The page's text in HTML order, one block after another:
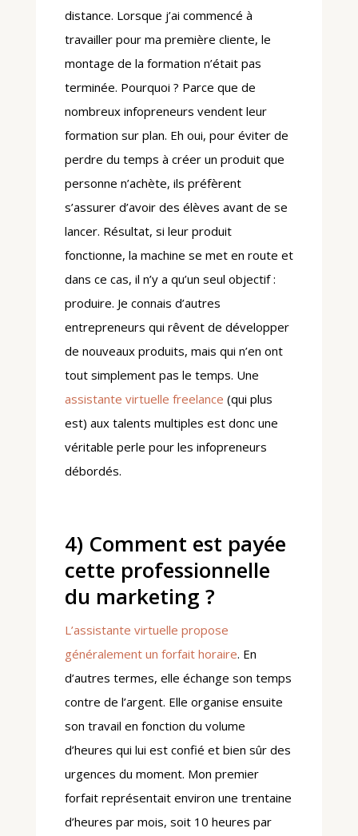
distance. Lorsque j’ai commencé à
travailler pour ma première cliente, le
montage de la formation n’était pas
terminée. Pourquoi ? Parce que de
nombreux infopreneurs vendent leur
formation sur plan. Eh oui, pour éviter de
perdre du temps à créer un produit que
personne n’achète, ils préfèrent
s’assurer d’avoir des élèves avant de se
lancer. Résultat, si leur produit
fonctionne, la machine se met en route et
dans ce cas, il n’y a qu’un seul objectif :
produire. Je connais d’autres
entrepreneurs qui rêvent de développer
de nouveaux produits, mais qui n’en ont
tout simplement pas le temps. Une
assistante virtuelle freelance (qui plus
est) aux talents multiples est donc une
véritable perle pour les infopreneurs
débordés.
4) Comment est payée
cette professionnelle
du marketing ?
L’assistante virtuelle propose
généralement un forfait horaire. En
d’autres termes, elle échange son temps
contre de l’argent. Elle organise ensuite
son travail en fonction du volume
d’heures qui lui est confié et bien sûr des
urgences du moment. Mon premier
forfait représentait environ une trentaine
d’heures par mois, soit 10 heures par